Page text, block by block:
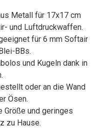
Metall für 17x17 cm
und Luftdruckwaffen.
für 6 mm Softair
BBs.
und Kugeln dank in
oder an die Wand
Ösen.
Größe und geringes
zu Hause.